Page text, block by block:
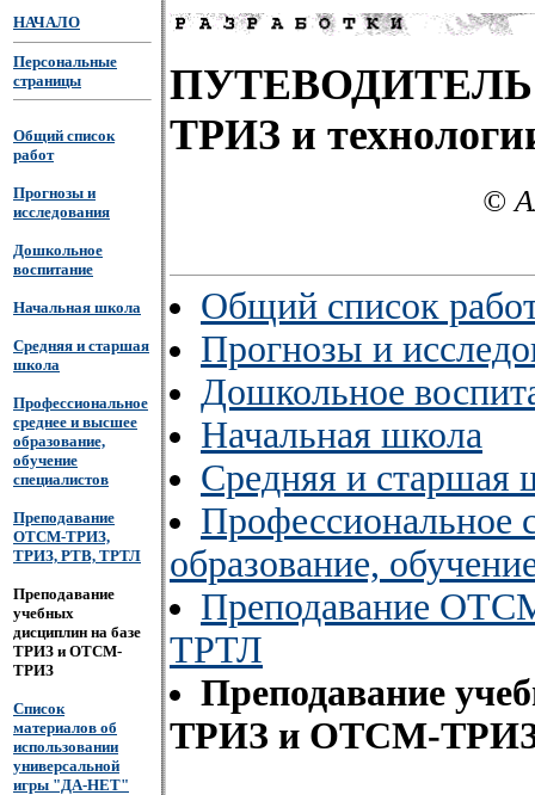
НАЧАЛО
Персональные
страницы
Общий список
работ
Прогнозы и
исследования
Дошкольное
воспитание
Начальная школа
Средняя и старшая
школа
Профессиональное
среднее и высшее
образование,
обучение
специалистов
Преподавание
ОТСМ-ТРИЗ,
ТРИЗ, РТВ, ТРТЛ
Преподавание
учебных
дисциплин на базе
ТРИЗ и ОТСМ-
ТРИЗ
Список
материалов об
использовании
универсальной
игры "ДА-НЕТ"
ТРИЗ и
©
Общий список
Прогнозы и
Дошкольное
Начальная школа
Средняя и старшая
Профессиональное
образование,
Преподавание
ТРТЛ
Преподавание
ТРИЗ и ОТСМ-